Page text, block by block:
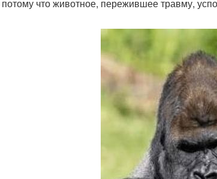
что животное, пережившее травму,